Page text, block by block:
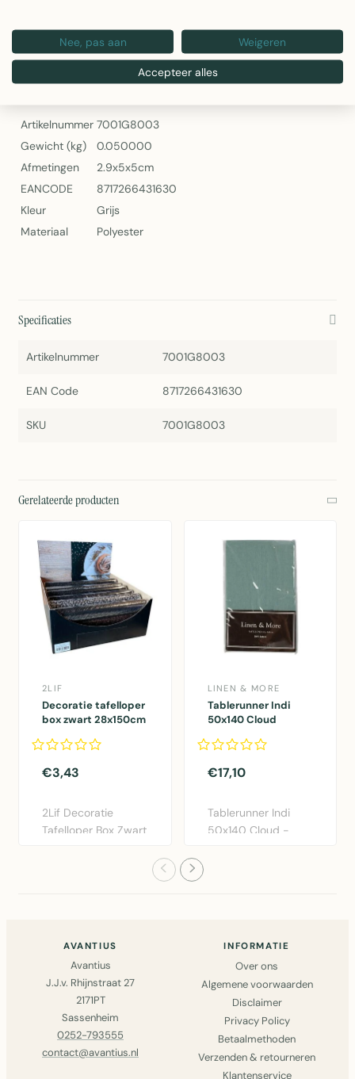
Gewicht: 50 gram per rol
2Lif Decoratie Tafelloper Box Grey 28x150cm
Specificaties
Artikelnummer 7001G8003
Gewicht (kg)
0.050000
Afmetingen
2.9x5x5cm
EANCODE
8717266431630
Kleur
Grijs
Materiaal
Polyester
Specificaties
Artikelnummer 7001G8003
EAN Code 8717266431630
SKU 7001G8003
Gerelateerde producten
2LIF
Decoratie tafelloper
box zwart 28x150cm
€3,43
2Lif Decoratie
Tafelloper Box Zwart
LINEN & MORE
Tablerunner Indi
50x140 Cloud
€17,10
Tablerunner Indi
50x140 Cloud -
AVANTIUS
Avantius
J.J.v. Rhijnstraat 27
2171PT
Sassenheim
0252-793555
contact@avantius.nl
INFORMATIE
Over ons
Algemene voorwaarden
Disclaimer
Privacy Policy
Betaalmethoden
Verzenden & retourneren
Klantenservice
Nee, pas aan Weigeren
Accepteer alles